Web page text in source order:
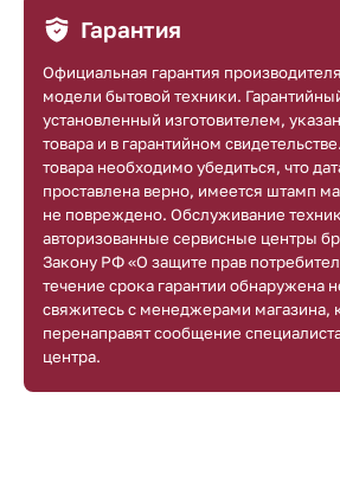
Гарантия
Официальная гарантия
модели бытовой техники.
установленный изготовителем,
товара и в гарантийном
товара необходимо убедиться, что
проставлена верно, имеется штамп
не повреждено. Обслуживание
авторизованные сервисные центры
Закону РФ «О защите прав
течение срока гарантии обнаружена
свяжитесь с менеджерами магазина,
перенаправят сообщение
центра.